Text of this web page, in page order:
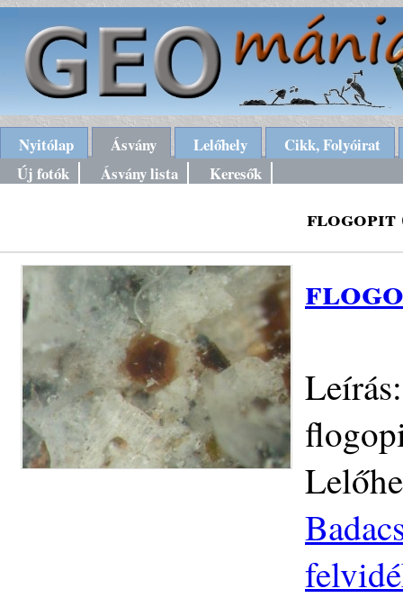
Nyitólap Ásvány Lelőhely
Cikk, Folyóirat
Új fotók
Ásvány lista Keresők
flogopit